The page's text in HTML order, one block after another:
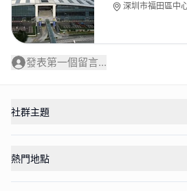
深圳市福田區中
發表第一個留言...
社群主題
熱門地點